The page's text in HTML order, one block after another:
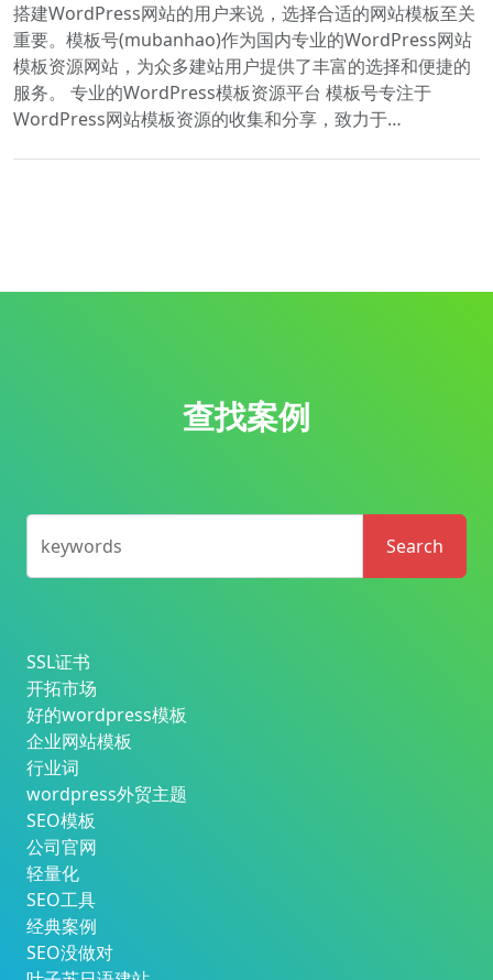
搭建WordPress网站的用户来说，选择合适的网站模板至关
重要。模板号(mubanhao)作为国内专业的WordPress网站
模板资源网站，为众多建站用户提供了丰富的选择和便捷的
服务。 专业的WordPress模板资源平台 模板号专注于
WordPress网站模板资源的收集和分享，致力于…
查找案例
keywords Search
SSL证书
开拓市场
好的wordpress模板
企业网站模板
行业词
wordpress外贸主题
SEO模板
公司官网
轻量化
SEO工具
经典案例
SEO没做对